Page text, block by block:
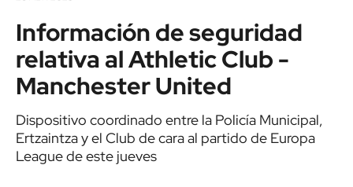
Información de seguridad
relativa al Athletic Club -
Manchester United
Dispositivo coordinado entre la Policía Municipal,
Ertzaintza y el Club de cara al partido de Europa
League de este jueves